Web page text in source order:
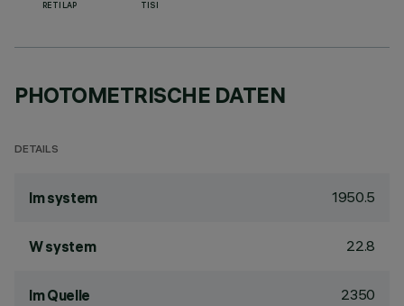
RETILAP TISI
PHOTOMETRISCHE DATEN
DETAILS
lm system 1950.5
W system 22.8
lm Quelle 2350